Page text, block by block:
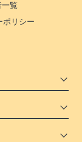
覧
ポリシー